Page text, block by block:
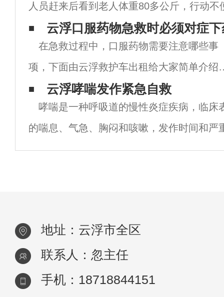
人员赶来后看到老人体重80多公斤，行动不
动老人”，随即离开。急救人员说，他们是
是“老搬”，还拿出一张单子让邻居们签字证
云浮口服药物急救时必须对症
在急救过程中，口服药物需要注意哪些事
项，下面由云浮救护车出租给大家简单介绍
下。1.在日常急救工作中，有许多疾病和紧
情况可以使用口服药物来缓解疾病，使患者
生命得到更高的保障。但需要注意的是，每
药
云浮哮喘发作紧急自救
哮喘是一种呼吸道的慢性炎症疾病，临床
的喘息、气急、胸闷和咳嗽，发作时间和严
时伴有可变的气流受限。当呼吸道的这种炎
地址：云浮市全区
联系人：忽主任
手机：18718844151